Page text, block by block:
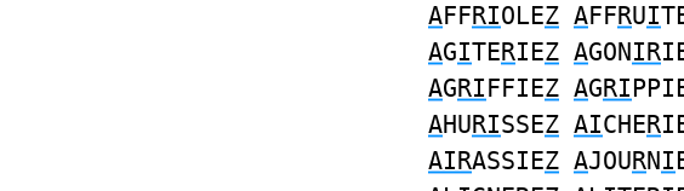
AFFRIOLEZ AFFRUI
AGITERIEZ AGONIR
AGRIFFIEZ AGRI
AHURISSEZ AICHER
AIRASSIEZ AJOURNI